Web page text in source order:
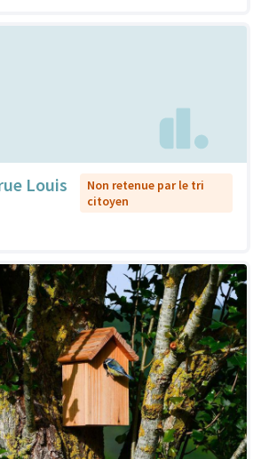
Louis
Non retenue par le tri
citoyen